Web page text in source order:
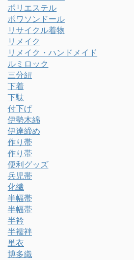
ポリエステル
ポワソンドール
リサイクル着物
リメイク
リメイク・ハンドメイド
ルミロック
三分紐
下着
下駄
付下げ
伊勢木綿
伊達締め
作り帯
作り帯
便利グッズ
兵児帯
化繊
半幅帯
半幅帯
半衿
半襦袢
単衣
博多織